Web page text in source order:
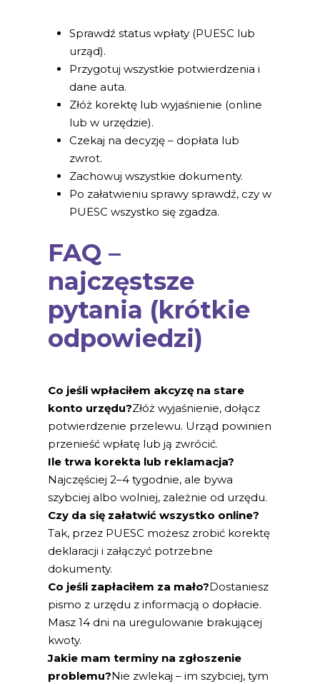
Sprawdź status wpłaty (PUESC lub
urząd).
Przygotuj wszystkie potwierdzenia i
dane auta.
Złóż korektę lub wyjaśnienie (online
lub w urzędzie).
Czekaj na decyzję – dopłata lub
zwrot.
Zachowuj wszystkie dokumenty.
Po załatwieniu sprawy sprawdź, czy w
PUESC wszystko się zgadza.
FAQ –
najczęstsze
pytania (krótkie
odpowiedzi)
Co jeśli wpłaciłem akcyzę na stare
konto urzędu?Złóż wyjaśnienie, dołącz
potwierdzenie przelewu. Urząd powinien
przenieść wpłatę lub ją zwrócić.
Ile trwa korekta lub reklamacja?
Najczęściej 2–4 tygodnie, ale bywa
szybciej albo wolniej, zależnie od urzędu.
Czy da się załatwić wszystko online?
Tak, przez PUESC możesz zrobić korektę
deklaracji i załączyć potrzebne
dokumenty.
Co jeśli zapłaciłem za mało?Dostaniesz
pismo z urzędu z informacją o dopłacie.
Masz 14 dni na uregulowanie brakującej
kwoty.
Jakie mam terminy na zgłoszenie
problemu?Nie zwlekaj – im szybciej, tym